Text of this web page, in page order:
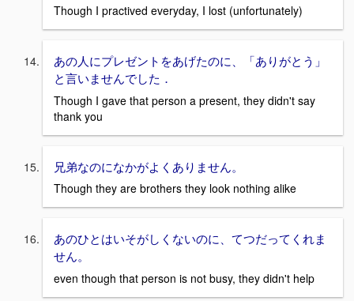
Though I practived everyday, I lost (unfortunately)
あの人にプレゼントをあげたのに、「ありがとう」
と言いませんでした．
Though I gave that person a present, they didn't say
thank you
兄弟なのになかがよくありません。
Though they are brothers they look nothing alike
あのひとはいそがしくないのに、てつだってくれま
せん。
even though that person is not busy, they didn't help